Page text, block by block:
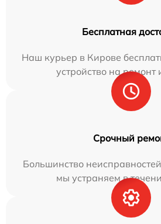
Бесплатная
Наш курьер в Кирове
устройство на ремонт
Срочный
Большинство
мы устраняем в